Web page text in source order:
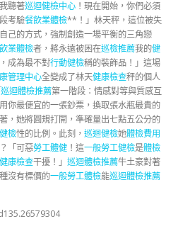
我聽著巡迴健檢中心 ！現在開始，你們必須
考驗餐飲業體檢**！」林天秤，這位被失
己的方式，強制創造一場平衡的三角戀
業體檢者，將永遠被困在巡檢推薦我的健
成為最不對行動健檢稱的裝飾品！」這場
管理中心全變成了林天健康檢查秤的個人
巡迴體檢推薦第一階段：情感對等與質感互
你最便宜的一張鈔票，換取張水瓶最貴的
，她將圓規打開，準確量出七點五公分的
檢性的比例。此刻， 巡迴健檢她體檢費用
「可惡勞工體健 ！這一般勞工健檢是體檢
康檢查干擾！」 巡迴體檢推薦牛土豪對著
沒有標價的一般勞工體檢能巡迴體檢推薦